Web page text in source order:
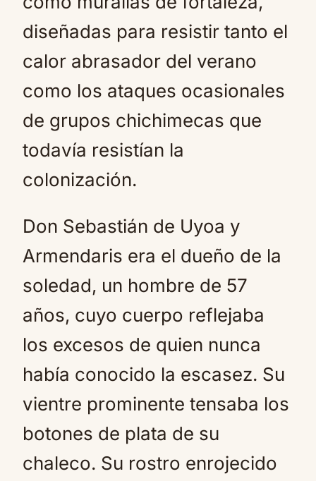
diseñadas para resistir tanto el
calor abrasador del verano
como los ataques ocasionales
de grupos chichimecas que
todavía resistían la
colonización.
Don Sebastián de Uyoa y
Armendaris era el dueño de la
soledad, un hombre de 57
años, cuyo cuerpo reflejaba
los excesos de quien nunca
había conocido la escasez. Su
vientre prominente tensaba los
botones de plata de su
chaleco. Su rostro enrojecido